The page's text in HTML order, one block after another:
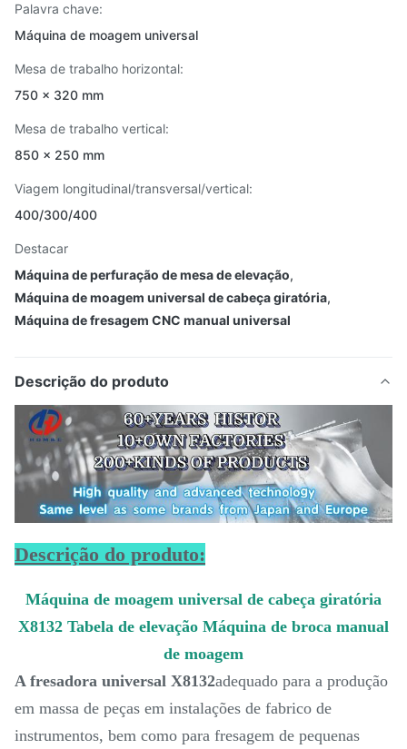
Palavra chave:
Máquina de moagem universal
Mesa de trabalho horizontal:
750 × 320 mm
Mesa de trabalho vertical:
850 × 250 mm
Viagem longitudinal/transversal/vertical:
400/300/400
Destacar
Máquina de perfuração de mesa de elevação,
Máquina de moagem universal de cabeça giratória,
Máquina de fresagem CNC manual universal
Descrição do produto
Descrição do produto:
Máquina de moagem universal de cabeça giratória
X8132 Tabela de elevação Máquina de broca manual
de moagem
A fresadora universal X8132adequado para a produção
em massa de peças em instalações de fabrico de
instrumentos, bem como para fresagem de pequenas